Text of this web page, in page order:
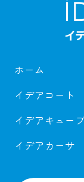
ホーム
イデアコート
イデアキュー
イデアカーサ